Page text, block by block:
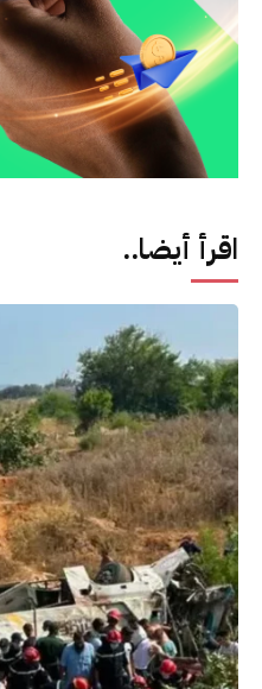
اقرأ أيضا..